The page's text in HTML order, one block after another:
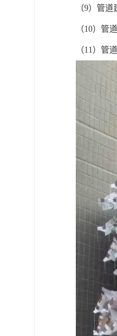
（9）管
（10）管
（11）管